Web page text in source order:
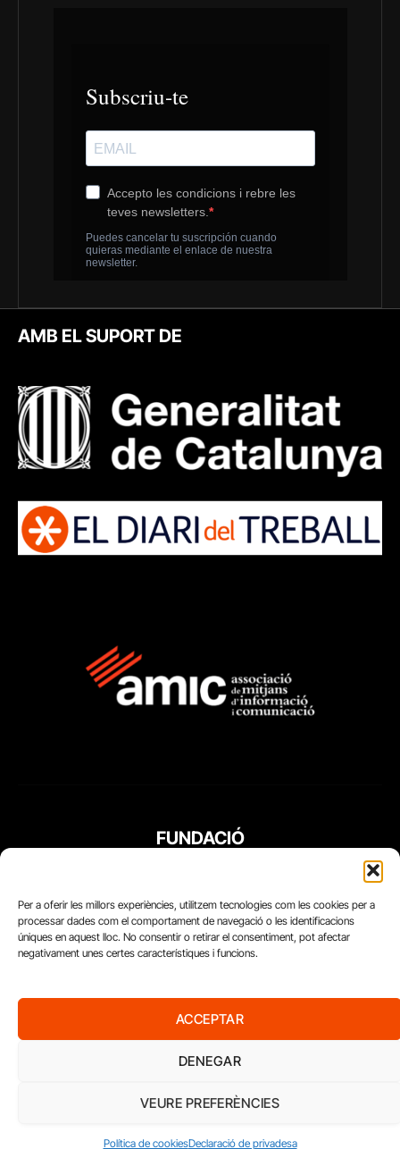
Per a oferir les millors experiències, utilitzem tecnologies com les cookies per a
processar dades com el comportament de navegació o les identificacions
úniques en aquest lloc. No consentir o retirar el consentiment, pot afectar
negativament unes certes característiques i funcions.
ACCEPTAR
DENEGAR
VEURE PREFERÈNCIES
Política de cookiesDeclaració de privadesa
AMB EL SUPORT DE
FUNDACIÓ